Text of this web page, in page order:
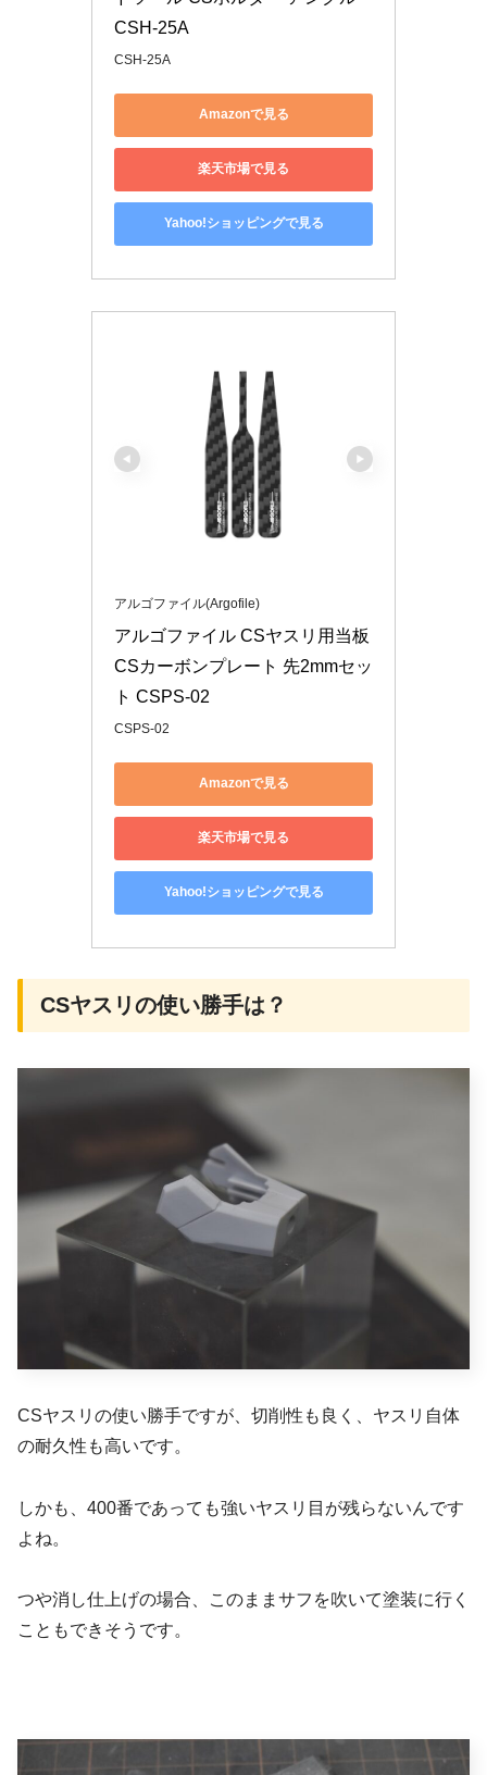
CSH-25A
CSH-25A
Amazonで見る
楽天市場で見る
Yahoo!ショッピングで見る
アルゴファイル(Argofile)
アルゴファイル CSヤスリ用当板
CSカーボンプレート 先2mmセッ
ト CSPS-02
CSPS-02
Amazonで見る
楽天市場で見る
Yahoo!ショッピングで見る
CSヤスリの使い勝手は？
CSヤスリの使い勝手ですが、切削性も良く、ヤスリ自体
の耐久性も高いです。
しかも、400番であっても強いヤスリ目が残らないんです
よね。
つや消し仕上げの場合、このままサフを吹いて塗装に行く
こともできそうです。